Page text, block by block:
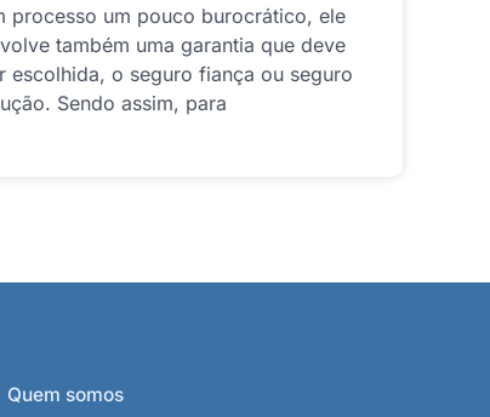
processo um pouco burocrático, ele
também uma garantia que deve
escolhida, o seguro fiança ou seguro
Sendo assim, para
Quem somos